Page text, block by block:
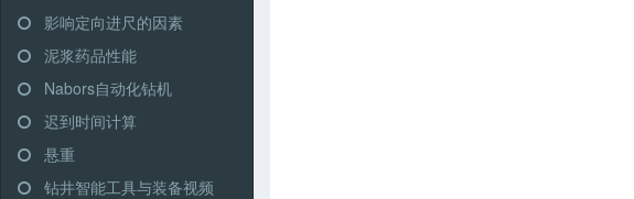
影响定向进尺的因素
泥浆药品性能
Nabors自动化钻机
迟到时间计算
悬重
钻井智能工具与装备视频